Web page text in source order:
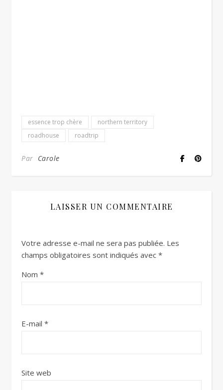
essence trop chère
northern territory
roadhouse
roadtrip
Par Carole
LAISSER UN COMMENTAIRE
Votre adresse e-mail ne sera pas publiée. Les
champs obligatoires sont indiqués avec *
Nom *
E-mail *
Site web